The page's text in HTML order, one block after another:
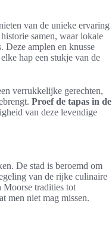
van de unieke ervaring
samen, waar lokale
Deze amplen en knusse
hap een stukje van de
verrukkelijke gerechten,
Proef de tapas in de
van deze levendige
De stad is beroemd om
van de rijke culinaire
Moorse tradities tot
men niet mag missen.